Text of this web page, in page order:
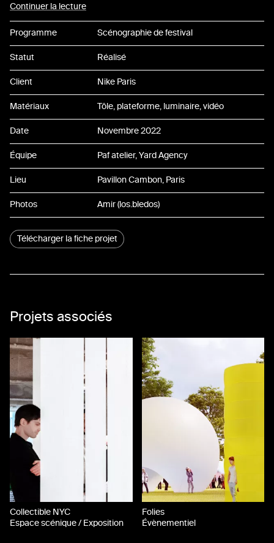
réduire le volume, gommer le sur-dessin du contexte pour rendre
ce projet, l’agence Yard met en avant la street culture et le battle
en offrant une programmation pointue sur l’univers de la marque
Continuer la lecture
Programme Scénographie de festival
Statut Réalisé
Client Nike Paris
Matériaux Tôle, plateforme, luminaire, vidéo
Date Novembre 2022
Équipe Paf atelier, Yard Agency
Lieu Pavillon Cambon, Paris
Photos Amir (los.bledos)
Télécharger la fiche projet
08
11
12
13
14
15
17
21
22
23
24
25
Projets associés
Collectible NYC
Espace scénique / Exposition
Folies
Évènementiel